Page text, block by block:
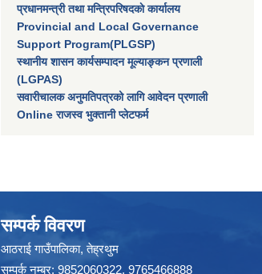
प्रधानमन्त्री तथा मन्त्रिपरिषदकाे कार्यालय
Provincial and Local Governance
Support Program(PLGSP)
स्थानीय शासन कार्यसम्पादन मूल्याङ्कन प्रणाली
(LGPAS)
सवारीचालक अनुमतिपत्रको लागि आवेदन प्रणाली
Online राजस्व भुक्तानी प्लेटफर्म
सम्पर्क विवरण
आठराई गाउँपालिका, तेह्रथुम
सम्पर्क नम्बर: 9852060322, 9765466888